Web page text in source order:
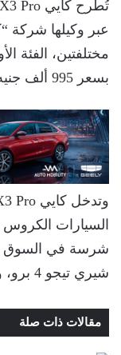
عبر وكيلها شركة
بسعر 995 ألف جنيه.
السيارات
شرسة في السوق
شيري تيجو 4 برو، وجيلي GX3 Pro، ورينو كارديان.
مقالات ذات صلة